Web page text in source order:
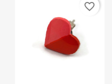
favorite_border